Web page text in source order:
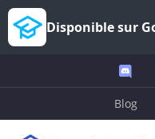
Disponible sur
Blog